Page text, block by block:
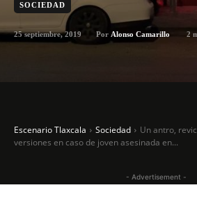
SOCIEDAD
25 septiembre, 2019 Por Alonso Camarillo 2
Escenario Tlaxcala Sociedad
Un antro,
versiones en caso de joven asesinada en...
- Advertisement -